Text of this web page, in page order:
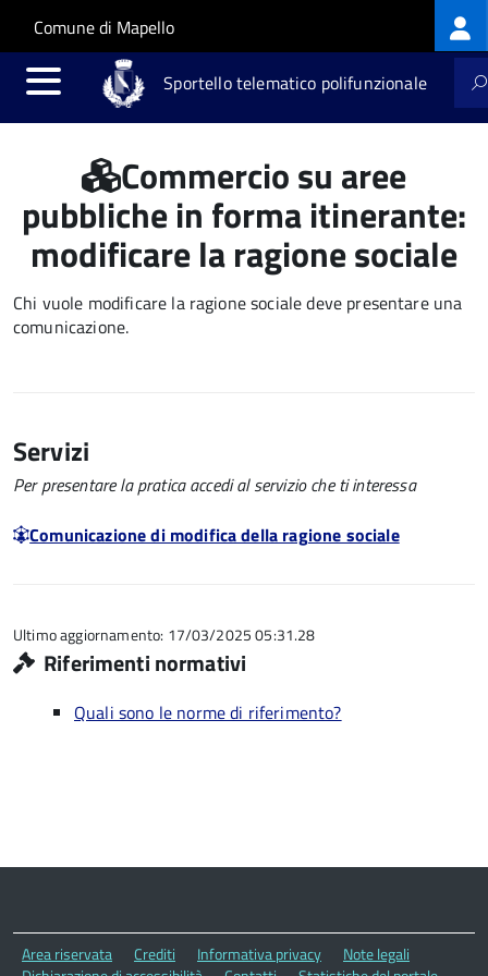
Salta al contenuto principale
Skip to site navigation
Comune di Mapello
Sportello telematico polifunzionale
Commercio su aree
pubbliche in forma itinerante:
modificare la ragione sociale
Chi vuole modificare la ragione sociale deve presentare una
comunicazione.
Servizi
Per presentare la pratica accedi al servizio che ti interessa
Comunicazione di modifica della ragione sociale
Ultimo aggiornamento: 17/03/2025 05:31.28
Riferimenti normativi
Quali sono le norme di riferimento?
Area riservata Crediti Informativa privacy
Note legali